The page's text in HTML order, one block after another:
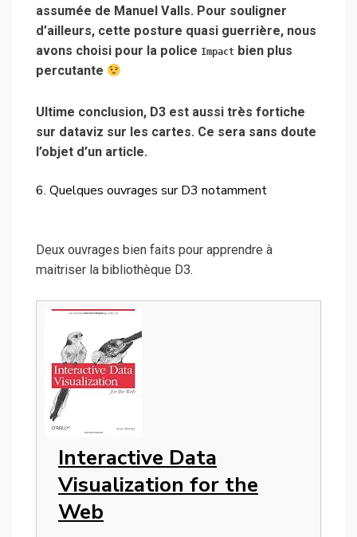
assumée de Manuel Valls. Pour souligner
d’ailleurs, cette posture quasi guerrière, nous
avons choisi pour la police Impact bien plus
percutante
Ultime conclusion, D3 est aussi très fortiche
sur dataviz sur les cartes. Ce sera sans doute
l’objet d’un article.
6. Quelques ouvrages sur D3 notamment
Deux ouvrages bien faits pour apprendre à
maitriser la bibliothèque D3.
Interactive Data
Visualization for the
Web